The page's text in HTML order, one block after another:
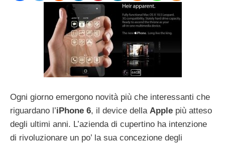
Ogni giorno emergono novità più che interessanti che
riguardano l’iPhone 6, il device della Apple più atteso
degli ultimi anni. L’azienda di cupertino ha intenzione
di rivoluzionare un po’ la sua concezione degli